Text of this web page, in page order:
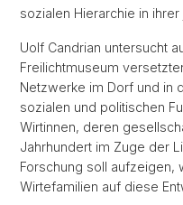
sozialen Hierarchie in
Uolf Candrian untersucht
Freilichtmuseum
Netzwerke im Dorf und in
sozialen und politischen
Wirtinnen, deren
Jahrhundert im Zuge der
Forschung soll
Wirtefamilien auf diese